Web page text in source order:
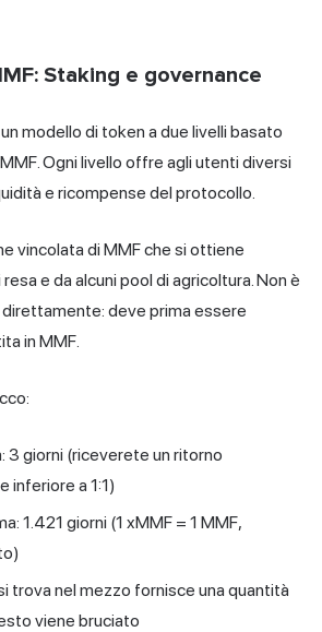
Staking e governance
modello di token a due livelli basato
Ogni livello offre agli utenti diversi
e ricompense del protocollo.
vincolata di MMF che si ottiene
e da alcuni pool di agricoltura. Non è
deve prima essere
in MMF.
3 giorni (riceverete un ritorno
inferiore a 1:1)
1.421 giorni (1 xMMF = 1 MMF,
trova nel mezzo fornisce una quantità
viene bruciato